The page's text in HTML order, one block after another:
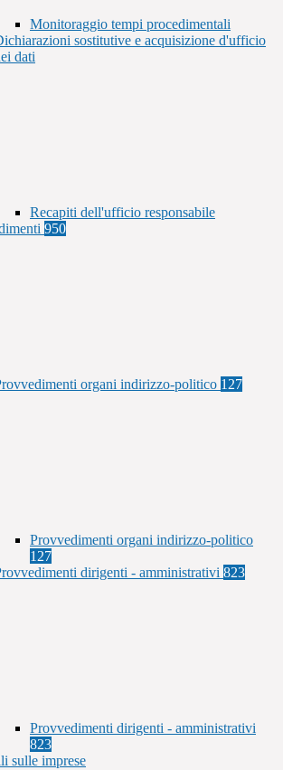
Monitoraggio tempi procedimentali
sostitutive e acquisizione d'ufficio
dati
Recapiti dell'ufficio responsabile
950
organi indirizzo-politico 127
Provvedimenti organi indirizzo-politico
127
dirigenti - amministrativi 823
Provvedimenti dirigenti - amministrativi
823
sulle imprese